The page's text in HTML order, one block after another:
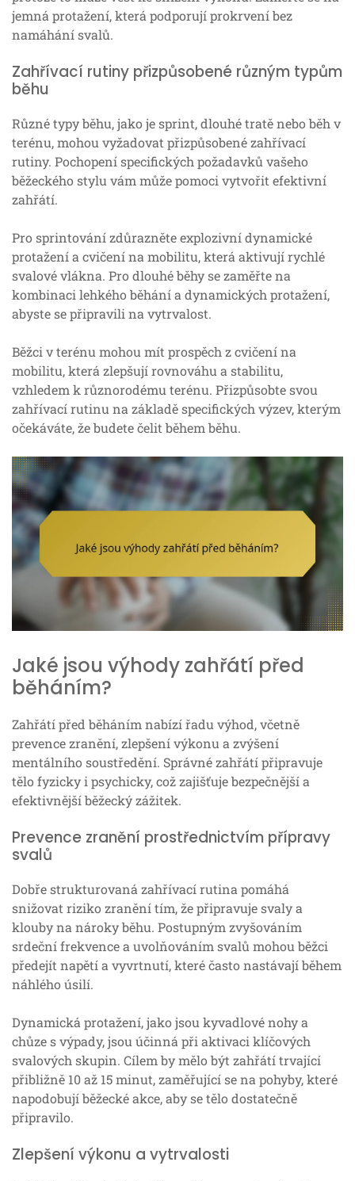
jemná protažení, která podporují prokrvení bez
namáhání svalů.
Zahřívací rutiny přizpůsobené různým typům
běhu
Různé typy běhu, jako je sprint, dlouhé tratě nebo běh v
terénu, mohou vyžadovat přizpůsobené zahřívací
rutiny. Pochopení specifických požadavků vašeho
běžeckého stylu vám může pomoci vytvořit efektivní
zahřátí.
Pro sprintování zdůrazněte explozivní dynamické
protažení a cvičení na mobilitu, která aktivují rychlé
svalové vlákna. Pro dlouhé běhy se zaměřte na
kombinaci lehkého běhání a dynamických protažení,
abyste se připravili na vytrvalost.
Běžci v terénu mohou mít prospěch z cvičení na
mobilitu, která zlepšují rovnováhu a stabilitu,
vzhledem k různorodému terénu. Přizpůsobte svou
zahřívací rutinu na základě specifických výzev, kterým
očekáváte, že budete čelit během běhu.
Jaké jsou výhody zahřátí před
běháním?
Zahřátí před běháním nabízí řadu výhod, včetně
prevence zranění, zlepšení výkonu a zvýšení
mentálního soustředění. Správné zahřátí připravuje
tělo fyzicky i psychicky, což zajišťuje bezpečnější a
efektivnější běžecký zážitek.
Prevence zranění prostřednictvím přípravy
svalů
Dobře strukturovaná zahřívací rutina pomáhá
snižovat riziko zranění tím, že připravuje svaly a
klouby na nároky běhu. Postupným zvyšováním
srdeční frekvence a uvolňováním svalů mohou běžci
předejít napětí a vyvrtnutí, které často nastávají během
náhlého úsilí.
Dynamická protažení, jako jsou kyvadlové nohy a
chůze s výpady, jsou účinná při aktivaci klíčových
svalových skupin. Cílem by mělo být zahřátí trvající
přibližně 10 až 15 minut, zaměřující se na pohyby, které
napodobují běžecké akce, aby se tělo dostatečně
připravilo.
Zlepšení výkonu a vytrvalosti